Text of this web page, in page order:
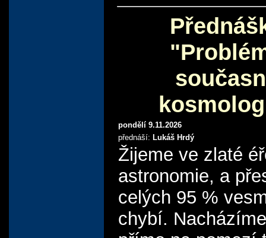
pondělí 9.11.2026
přednáší: Lukáš Hrdý
Žijeme ve zlaté
astronomie, a
celých 95 %
chybí.